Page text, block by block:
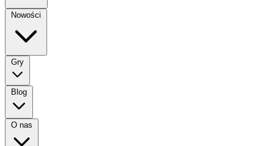
Nowości
Gry
Blog
O nas